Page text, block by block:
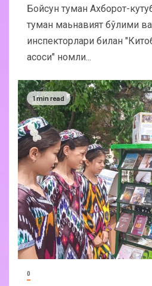
Бойсун туман Ахборот-
туман маьнавият бўлими
инспекторлари билан
асоси" номли...
1 min read
0